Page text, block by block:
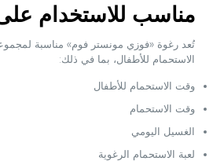
مناسب للاستخدام
تُعد رغوة «فوزي مونستر فوم» مناسبة
الاستحمام للأطفال، بما في ذلك:
وقت الاستحمام للأطفال
وقت الاستحمام
الغسيل اليومي
لعبة الاستحمام الرغوية